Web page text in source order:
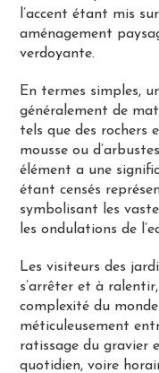
l’accent étant mis
aménagement
verdoyante.
En termes simples,
généralement de
tels que des rochers
mousse ou
élément a une
étant censés
symbolisant les
les ondulations de
Les visiteurs des
s’arrêter et à
complexité du
méticuleusement
ratissage du gravier
quotidien, voire